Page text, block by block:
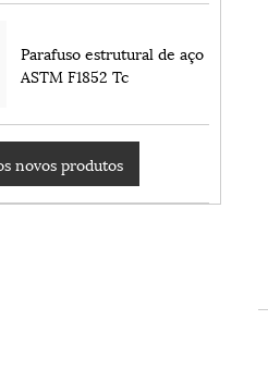
Parafuso estrutural de aço
ASTM F1852 Tc
novos produtos